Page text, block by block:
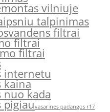
vilniuje
talpinimas
vandens filtrai
filtrai
filtrai
internetu
kaina
nuo kada
pigiauvasarines padangos r17